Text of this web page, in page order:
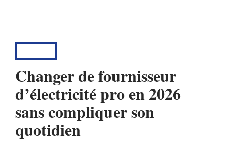
Changer de fournisseur
d’électricité pro en 2026
sans compliquer son
quotidien